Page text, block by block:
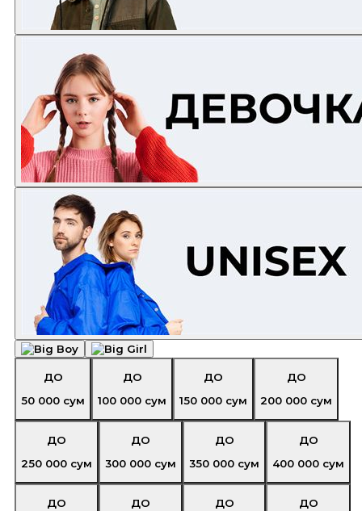
ДО
50 000 сум
ДО
100 000 сум
ДО
150 000 сум
ДО
200 000 сум
ДО
250 000 сум
ДО
300 000 сум
ДО
350 000 сум
ДО
400 000 сум
ДО
ДО
ДО
ДО